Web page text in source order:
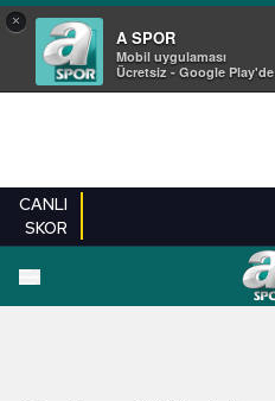
×
A SPOR
Mobil uygulaması
Ücretsiz - Google Play'de
CANLI
SKOR